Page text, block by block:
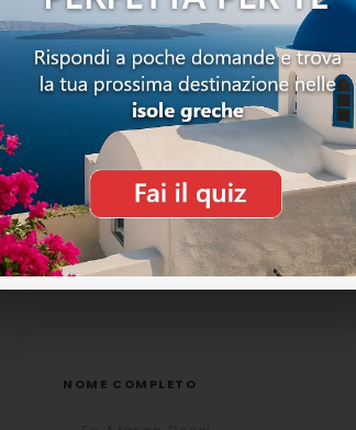
NOME COMPLETO